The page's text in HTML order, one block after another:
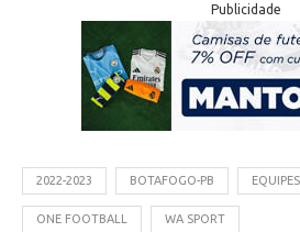
Publicidade
2022-2023 BOTAFOGO-PB
ONE FOOTBALL WA SPORT